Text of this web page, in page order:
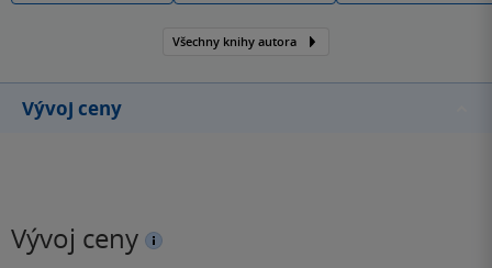
Všechny knihy autora
Vývoj ceny
Vývoj ceny